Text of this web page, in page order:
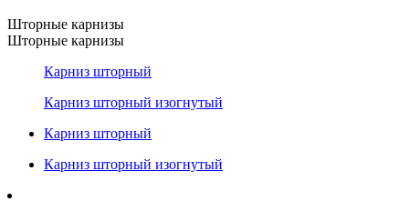
Шторные карнизы
Шторные карнизы
Карниз шторный
Карниз шторный изогнутый
Карниз шторный
Карниз шторный изогнутый